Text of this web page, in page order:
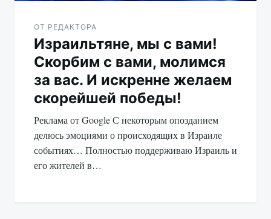
ОТ РЕДАКТОРА
Израильтяне, мы с вами!
Скорбим с вами, молимся
за вас. И искренне желаем
скорейшей победы!
Реклама от Google С некоторым опозданием
делюсь эмоциями о происходящих в Израиле
событиях… Полностью поддерживаю Израиль и
его жителей в…